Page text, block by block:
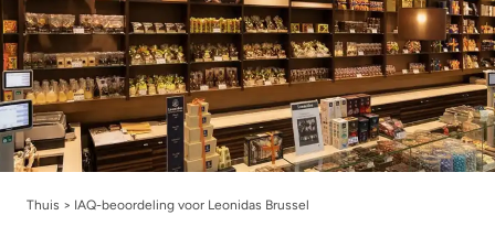
Thuis > IAQ-beoordeling voor Leonidas Brussel